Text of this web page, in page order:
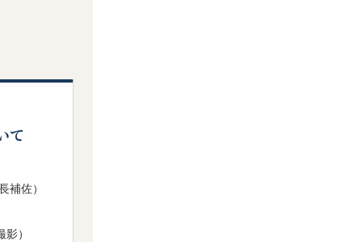
て
佐）
）